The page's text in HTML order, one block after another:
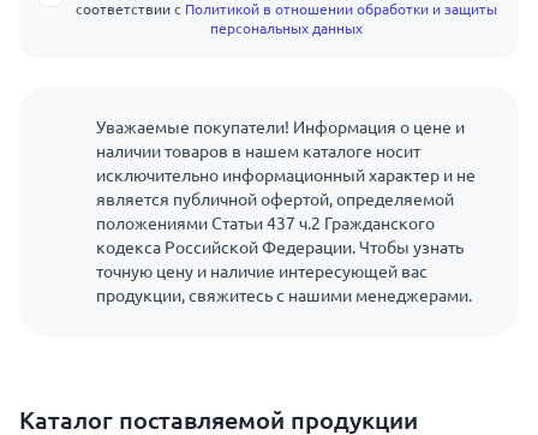
соответствии с Политикой в отношении обработки и защиты
персональных данных
Уважаемые покупатели! Информация о цене и
наличии товаров в нашем каталоге носит
исключительно информационный характер и не
является публичной офертой, определяемой
положениями Статьи 437 ч.2 Гражданского
кодекса Российской Федерации. Чтобы узнать
точную цену и наличие интересующей вас
продукции, свяжитесь с нашими менеджерами.
Каталог поставляемой продукции